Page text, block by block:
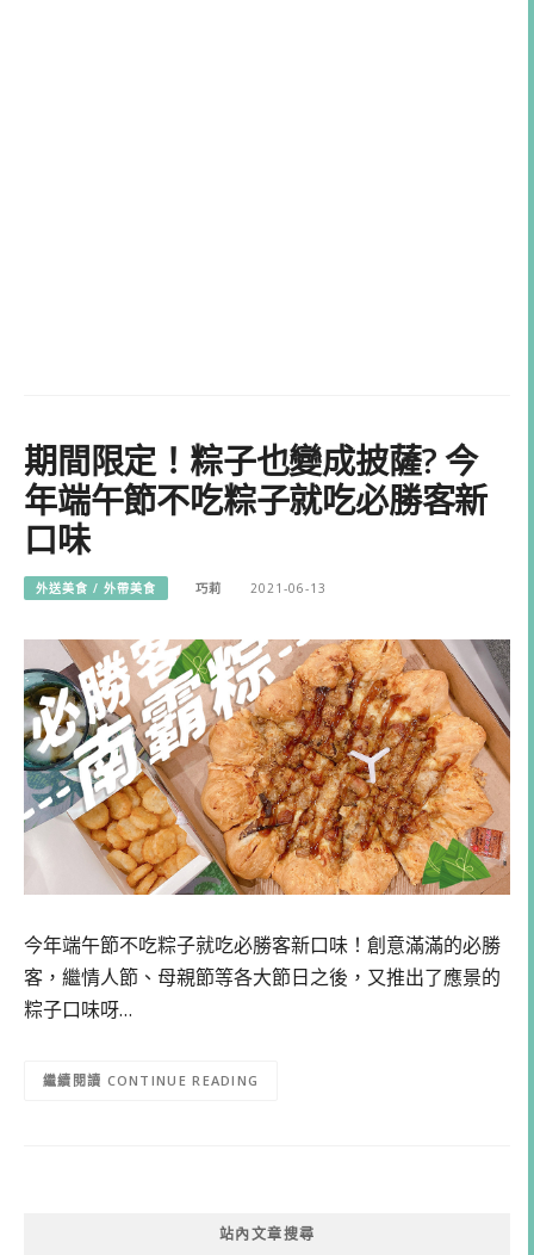
期間限定！粽子也變成披薩? 今
年端午節不吃粽子就吃必勝客新
口味
外送美食 / 外帶美食 巧莉 2021-06-13
今年端午節不吃粽子就吃必勝客新口味！創意滿滿的必勝
客，繼情人節、母親節等各大節日之後，又推出了應景的
粽子口味呀…
CONTINUE READING
站內文章搜尋